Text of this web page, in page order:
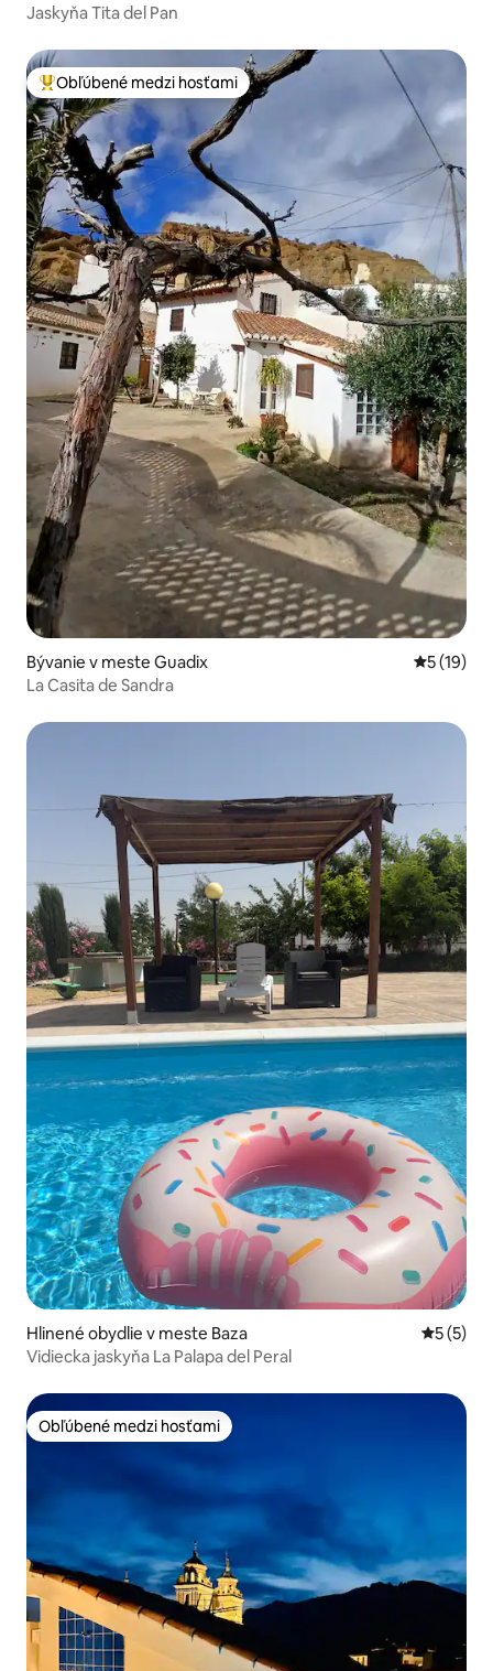
Jaskyňa Tita del Pan
Najobľúbenejšie medzi hosťami
Obľúbené medzi hosťami
Bývanie v meste Guadix
5 (19)
La Casita de Sandra
Hlinené obydlie v meste Baza
5 (5)
Vidiecka jaskyňa La Palapa del Peral
Obľúbené medzi hosťami
Obľúbené medzi hosťami